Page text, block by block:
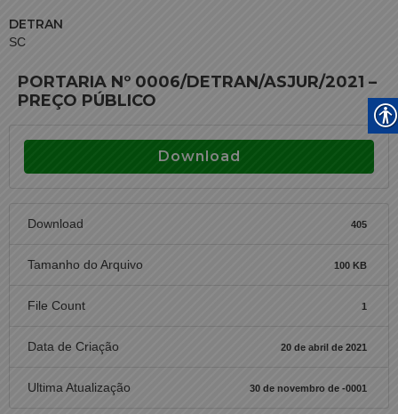
DETRAN
SC
PORTARIA Nº 0006/DETRAN/ASJUR/2021 –
PREÇO PÚBLICO
Download
Download 405
Tamanho do Arquivo 100 KB
File Count 1
Data de Criação 20 de abril de 2021
Ultima Atualização 30 de novembro de -0001